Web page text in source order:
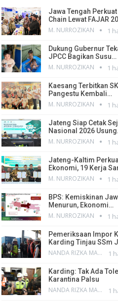
Jawa Tengah
Chain Lewat FAJAR
M. NURROZIKAN 1
Dukung Gubernur
JPCC Bagikan Susu…
M. NURROZIKAN 1
Kaesang Terbitkan
Pangestu Kembali…
M. NURROZIKAN 1
Jateng Siap Cetak
Nasional 2026
M. NURROZIKAN 1
Jateng-Kaltim
Ekonomi, 19 Kerja
M. NURROZIKAN 1
BPS: Kemiskinan
Menurun, Ekonomi…
M. NURROZIKAN 1
Pemeriksaan Impor
Karding Tinjau SSm
NANDA RIZKA MAHENDRA 1
Karding: Tak Ada
Karantina Palsu
NANDA RIZKA MAHENDRA 1